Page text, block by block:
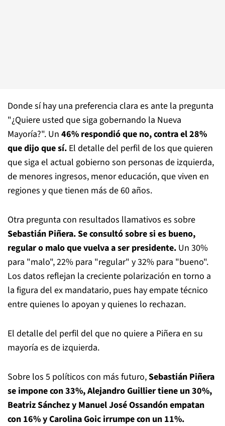
Donde sí hay una preferencia clara es ante la pregunta
"¿Quiere usted que siga gobernando la Nueva
Mayoría?". Un 46% respondió que no, contra el 28%
que dijo que sí. El detalle del perfil de los que quieren
que siga el actual gobierno son personas de izquierda,
de menores ingresos, menor educación, que viven en
regiones y que tienen más de 60 años.
Otra pregunta con resultados llamativos es sobre
Sebastián Piñera. Se consultó sobre si es bueno,
regular o malo que vuelva a ser presidente. Un 30%
para "malo", 22% para "regular" y 32% para "bueno".
Los datos reflejan la creciente polarización en torno a
la figura del ex mandatario, pues hay empate técnico
entre quienes lo apoyan y quienes lo rechazan.
El detalle del perfil del que no quiere a Piñera en su
mayoría es de izquierda.
Sobre los 5 políticos con más futuro,Sebastián Piñera
se impone con 33%, Alejandro Guillier tiene un 30%,
Beatriz Sánchez y Manuel José Ossandón empatan
con 16% y Carolina Goic irrumpe con un 11%.